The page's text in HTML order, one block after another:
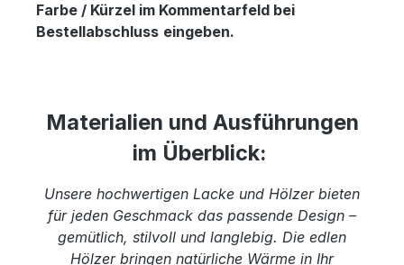
Farbe / Kürzel im Kommentarfeld bei
Bestellabschluss eingeben.
Materialien und Ausführungen
im Überblick:
Unsere hochwertigen Lacke und Hölzer bieten
für jeden Geschmack das passende Design –
gemütlich, stilvoll und langlebig. Die edlen
Hölzer bringen natürliche Wärme in Ihr